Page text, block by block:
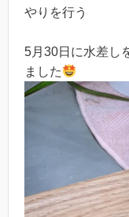
やりを行う
5月30日に水差し
ました